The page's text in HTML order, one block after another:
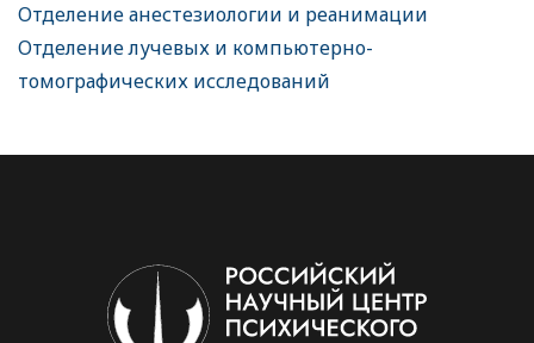
Отделение анестезиологии и реанимации
Отделение лучевых и компьютерно-
томографических исследований